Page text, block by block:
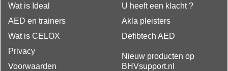
Wat is Ideal
AED en trainers
Wat is CELOX
Privacy
Voorwaarden
U heeft een klacht ?
Akla pleisters
Defibtech AED
Nieuw producten op
BHVsupport.nl